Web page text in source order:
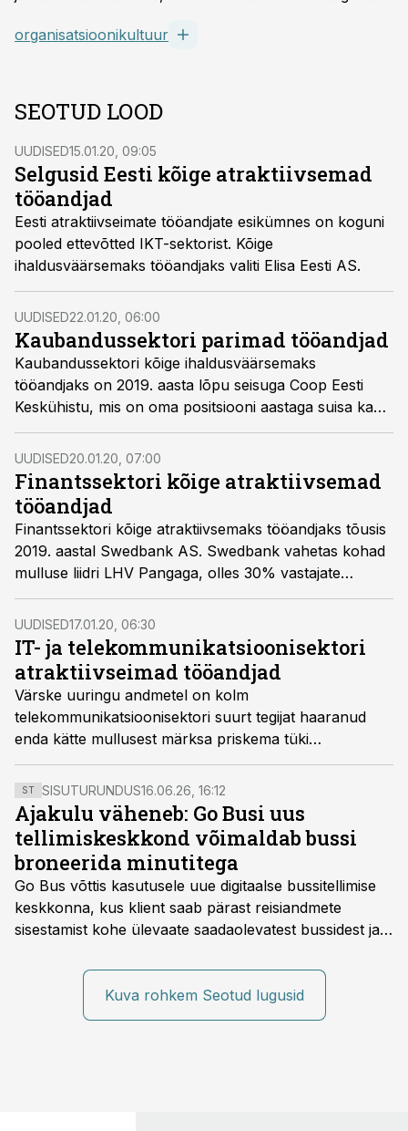
organisatsioonikultuur
SEOTUD LOOD
UUDISED15.01.20, 09:05
Selgusid Eesti kõige atraktiivsemad
tööandjad
Eesti atraktiivseimate tööandjate esikümnes on koguni
pooled ettevõtted IKT-sektorist. Kõige
ihaldusväärsemaks tööandjaks valiti Elisa Eesti AS.
UUDISED22.01.20, 06:00
Kaubandussektori parimad tööandjad
Kaubandussektori kõige ihaldusväärsemaks
tööandjaks on 2019. aasta lõpu seisuga Coop Eesti
Keskühistu, mis on oma positsiooni aastaga suisa kahe
koha võrra parandanud. Coop sai 11% sektori häältest
ehk 241 inimese poolehoiu. Vastajad hindasid võitja
puhul võrdväärselt nii sobivat asukohta, ajakohast
töökeskkonda, korralikku palgataset kui ka
töötulemuste märkamist ja tunnustamist ettevõtte
poolt.
UUDISED20.01.20, 07:00
Finantssektori kõige atraktiivsemad
tööandjad
Finantssektori kõige atraktiivsemaks tööandjaks tõusis
2019. aastal Swedbank AS. Swedbank vahetas kohad
mulluse liidri LHV Pangaga, olles 30% vastajate
esimene eelistus finantssektoris.
UUDISED17.01.20, 06:30
IT- ja telekommunikatsioonisektori
atraktiivseimad tööandjad
Värske uuringu andmetel on kolm
telekommunikatsioonisektori suurt tegijat haaranud
enda kätte mullusest märksa priskema tüki
potentsiaalsete tööandjate poolehoiust: kokku 38%
asemel 56%.
ST SISUTURUNDUS16.06.26, 16:12
Ajakulu väheneb: Go Busi uus
tellimiskeskkond võimaldab bussi
broneerida minutitega
Go Bus võttis kasutusele uue digitaalse bussitellimise
keskkonna, kus klient saab pärast reisiandmete
sisestamist kohe ülevaate saadaolevatest bussidest ja
kiiresti edasi liikuda hinnapakkumist ootamata.
Kuva rohkem Seotud lugusid